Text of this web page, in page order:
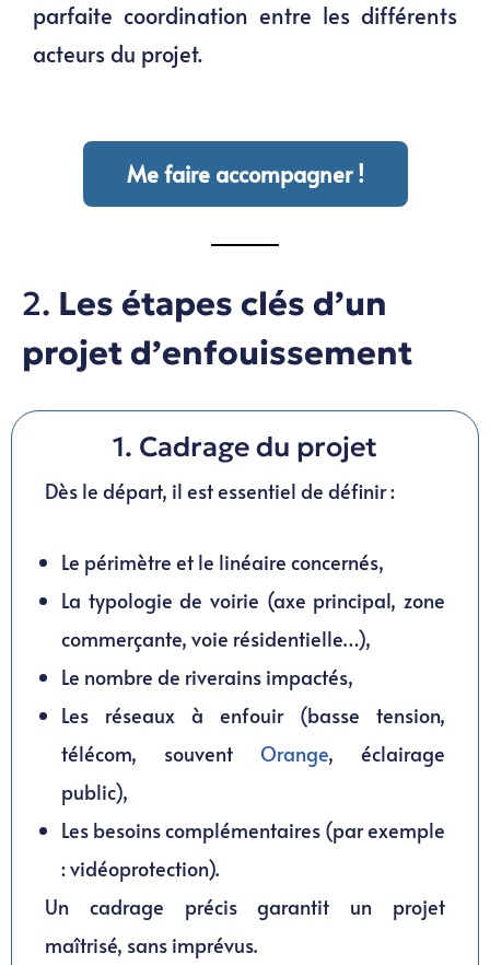
parfaite coordination entre les différents
acteurs du projet.
Me faire accompagner !
2. Les étapes clés d’un
projet d’enfouissement
1. Cadrage du projet
Dès le départ, il est essentiel de définir :
Le périmètre et le linéaire concernés,
La typologie de voirie (axe principal, zone
commerçante, voie résidentielle…),
Le nombre de riverains impactés,
Les réseaux à enfouir (basse tension,
télécom, souvent Orange, éclairage
public),
Les besoins complémentaires (par exemple
: vidéoprotection).
Un cadrage précis garantit un projet
maîtrisé, sans imprévus.